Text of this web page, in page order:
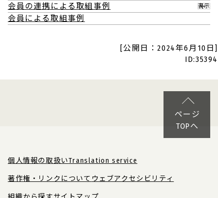
会員の連携による取組事例 表示
会員による取組事例
[公開日：2024年6月10日]
ID:35394
ページ
TOPへ
個人情報の取扱いTranslation service
著作権・リンクについて ウェブアクセシビリティ